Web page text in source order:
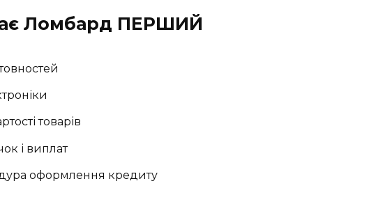
Ломбард ПЕРШИЙ
товарів
і виплат
оформлення кредиту